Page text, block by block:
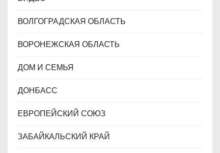
ВОЛГОГРАДСКАЯ ОБЛАСТЬ
ВОРОНЕЖСКАЯ ОБЛАСТЬ
ДОМ И СЕМЬЯ
ДОНБАСС
ЕВРОПЕЙСКИЙ СОЮЗ
ЗАБАЙКАЛЬСКИЙ КРАЙ